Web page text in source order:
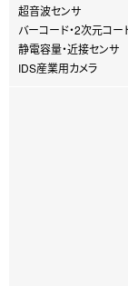
超音波センサ
バーコード・2次元コー
静電容量・近接センサ
IDS産業用カメラ